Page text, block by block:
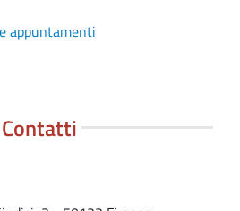
appuntamenti
Contatti